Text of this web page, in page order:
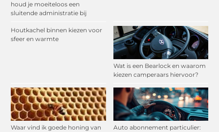
houd je moeiteloos een
sluitende administratie bij
Houtkachel binnen kiezen voor
sfeer en warmte
Wat is een Bearlock en waarom
kiezen camperaars hiervoor?
Waar vind ik goede honing van
Auto abonnement particulier: